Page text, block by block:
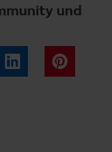
und
LinkedIn